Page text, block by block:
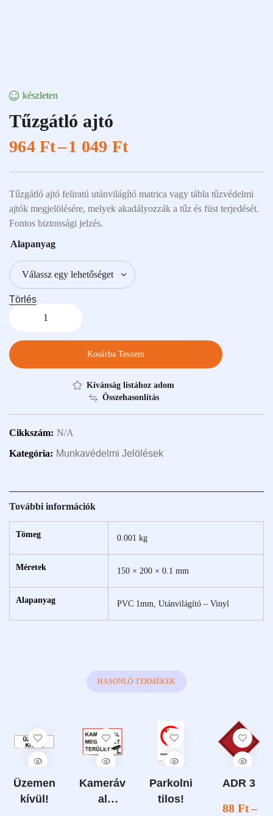
készleten
Tűzgátló ajtó
964Ft–1 049 Ft
Tűzgátló ajtó feliratú utánvilágító matrica vagy tábla tűzvédelmi
ajtók megjelölésére, melyek akadályozzák a tűz és füst terjedését.
Fontos biztonsági jelzés.
Alapanyag
Törlés
Kosárba Teszem
Kívánság listához adom
Összehasonlítás
Cikkszám: N/A
Kategória: Munkavédelmi Jelölések
További információk
Tömeg 0.001 kg
Méretek 150 × 200 × 0.1 mm
Alapanyag PVC 1mm, Utánvilágító – Vinyl
HASONLÓ TERMÉKEK
Üzemen
kívül!
Kameráv
al
Parkolni
tilos!
ADR 3
88 Ft–